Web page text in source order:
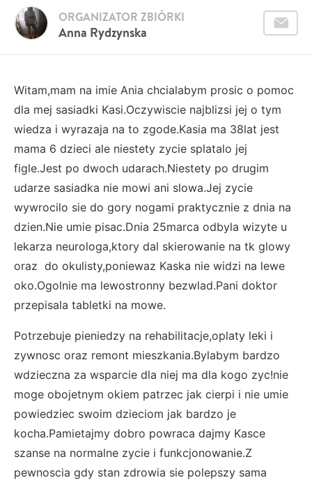
Anna Rydzynska
ORGANIZATOR ZBIÓRKI
Witam,mam na imie Ania chcialabym prosic o pomoc
dla mej sasiadki Kasi.Oczywiscie najblizsi jej o tym
wiedza i wyrazaja na to zgode.Kasia ma 38lat jest
mama 6 dzieci ale niestety zycie splatalo jej
figle.Jest po dwoch udarach.Niestety po drugim
udarze sasiadka nie mowi ani slowa.Jej zycie
wywrocilo sie do gory nogami praktycznie z dnia na
dzien.Nie umie pisac.Dnia 25marca odbyla wizyte u
lekarza neurologa,ktory dal skierowanie na tk glowy
oraz do okulisty,poniewaz Kaska nie widzi na lewe
oko.Ogolnie ma lewostronny bezwlad.Pani doktor
przepisala tabletki na mowe.
Potrzebuje pieniedzy na rehabilitacje,oplaty leki i
zywnosc oraz remont mieszkania.Bylabym bardzo
wdzieczna za wsparcie dla niej ma dla kogo zyc!nie
moge obojetnym okiem patrzec jak cierpi i nie umie
powiedziec swoim dzieciom jak bardzo je
kocha.Pamietajmy dobro powraca dajmy Kasce
szanse na normalne zycie i funkcjonowanie.Z
pewnoscia gdy stan zdrowia sie polepszy sama